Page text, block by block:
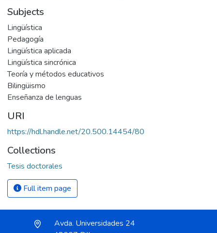
Subjects
Lingüística
Pedagogía
Lingüística aplicada
Lingüística sincrónica
Teoría y métodos educativos
Bilingüismo
Enseñanza de lenguas
URI
https://hdl.handle.net/20.500.14454/80
Collections
Tesis doctorales
Full item page
Avda. Universidades 24